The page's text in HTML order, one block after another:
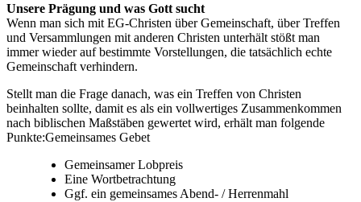
Unsere Prägung und was Gott sucht
Wenn man sich mit EG-Christen über Gemeinschaft, über Treffen
und Versammlungen mit anderen Christen unterhält stößt man
immer wieder auf bestimmte Vorstellungen, die tatsächlich echte
Gemeinschaft verhindern.
Stellt man die Frage danach, was ein Treffen von Christen
beinhalten sollte, damit es als ein vollwertiges Zusammenkommen
nach biblischen Maßstäben gewertet wird, erhält man folgende
Punkte:Gemeinsames Gebet
Gemeinsamer Lobpreis
Eine Wortbetrachtung
Ggf. ein gemeinsames Abend- / Herrenmahl